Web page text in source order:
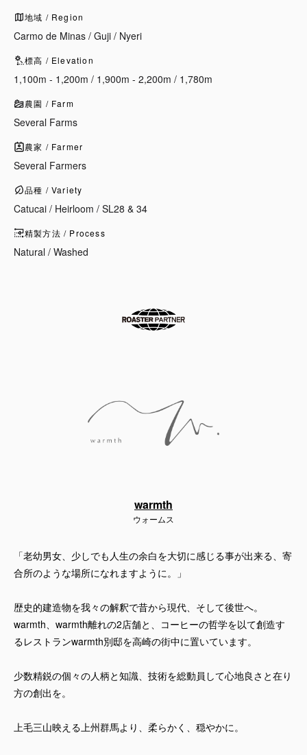
地域 / Region
Carmo de Minas / Guji / Nyeri
標高 / Elevation
1,100m - 1,200m / 1,900m - 2,200m / 1,780m
農園 / Farm
Several Farms
農家 / Farmer
Several Farmers
品種 / Variety
Catucai / Heirloom / SL28 & 34
精製方法 / Process
Natural / Washed
warmth
ウォームス
「老幼男女、少しでも人生の余白を大切に感じる事が出来る、寄
合所のような場所になれますように。」
歴史的建造物を我々の解釈で昔から現代、そして後世へ。
warmth、warmth離れの2店舗と、コーヒーの哲学を以て創造す
るレストランwarmth別邸を高崎の街中に置いています。
少数精鋭の個々の人柄と知識、技術を総動員して心地良さと在り
方の創出を。
上毛三山映える上州群馬より、柔らかく、穏やかに。